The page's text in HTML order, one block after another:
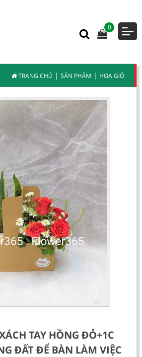
0
TRANG CHỦ | SẢN PHẨM | HOA GIỎ
TAY HỒNG ĐỎ+1C
ĐẤT ĐỂ BÀN LÀM VIỆC